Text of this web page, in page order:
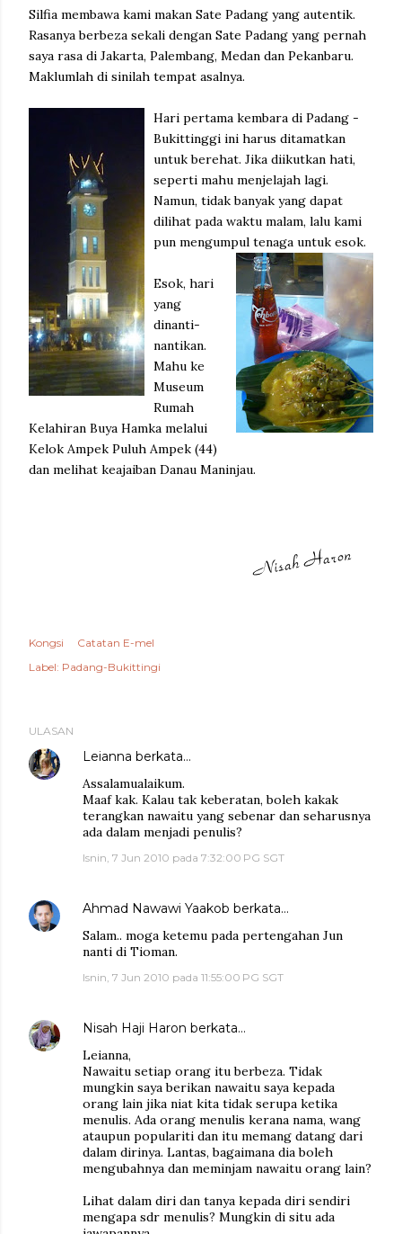
Silfia membawa kami makan Sate Padang yang autentik.
Rasanya berbeza sekali dengan Sate Padang yang pernah
saya rasa di Jakarta, Palembang, Medan dan Pekanbaru.
Maklumlah di sinilah tempat asalnya.
Hari pertama kembara di Padang -
Bukittinggi ini harus ditamatkan
untuk berehat. Jika diikutkan hati,
seperti mahu menjelajah lagi.
Namun, tidak banyak yang dapat
dilihat pada waktu malam, lalu kami
pun mengumpul tenaga untuk esok.
Esok, hari
yang
dinanti-
nantikan.
Mahu ke
Museum
Rumah
Kelahiran Buya Hamka melalui
Kelok Ampek Puluh Ampek (44)
dan melihat keajaiban Danau Maninjau.
Kongsi
Catatan E-mel
Label: Padang-Bukittingi
ULASAN
Leianna berkata…
Assalamualaikum.
Maaf kak. Kalau tak keberatan, boleh kakak
terangkan nawaitu yang sebenar dan seharusnya
ada dalam menjadi penulis?
Isnin, 7 Jun 2010 pada 7:32:00 PG SGT
Ahmad Nawawi Yaakob berkata…
Salam.. moga ketemu pada pertengahan Jun
nanti di Tioman.
Isnin, 7 Jun 2010 pada 11:55:00 PG SGT
Nisah Haji Haron berkata…
Leianna,
Nawaitu setiap orang itu berbeza. Tidak
mungkin saya berikan nawaitu saya kepada
orang lain jika niat kita tidak serupa ketika
menulis. Ada orang menulis kerana nama, wang
ataupun populariti dan itu memang datang dari
dalam dirinya. Lantas, bagaimana dia boleh
mengubahnya dan meminjam nawaitu orang lain?
Lihat dalam diri dan tanya kepada diri sendiri
mengapa sdr menulis? Mungkin di situ ada